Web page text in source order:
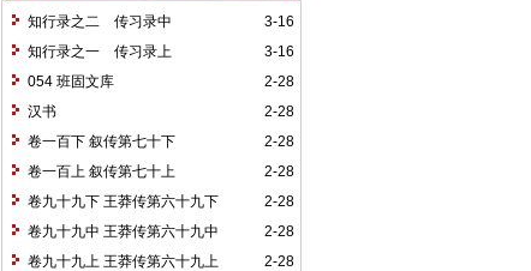
3-16
知行录之二 传习录中
3-16
知行录之一 传习录上
2-28
054 班固文库
2-28
汉书
2-28
卷一百下 叙传第七十下
2-28
卷一百上 叙传第七十上
2-28
卷九十九下 王莽传第六十九下
2-28
卷九十九中 王莽传第六十九中
2-28
卷九十九上 王莽传第六十九上